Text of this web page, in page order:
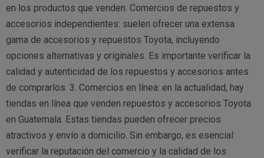
en los productos que venden. Comercios de repuestos y
accesorios independientes: suelen ofrecer una extensa
gama de accesorios y repuestos Toyota, incluyendo
opciones alternativas y originales. Es importante verificar la
calidad y autenticidad de los repuestos y accesorios antes
de comprarlos. 3. Comercios en línea: en la actualidad, hay
tiendas en línea que venden repuestos y accesorios Toyota
en Guatemala. Estas tiendas pueden ofrecer precios
atractivos y envío a domicilio. Sin embargo, es esencial
verificar la reputación del comercio y la calidad de los